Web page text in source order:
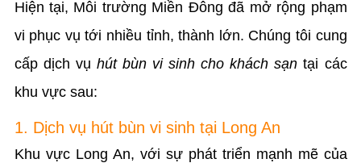
Hiện tại, Môi trường Miền Đông đã mở rộng phạm
vi phục vụ tới nhiều tỉnh, thành lớn. Chúng tôi cung
cấp dịch vụ hút bùn vi sinh cho khách sạn tại các
khu vực sau:
1. Dịch vụ hút bùn vi sinh tại Long An
Khu vực Long An, với sự phát triển mạnh mẽ của